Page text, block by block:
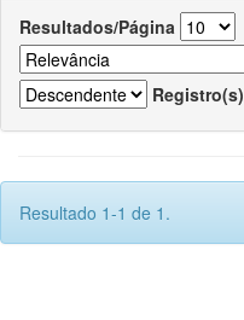
Resultados/Página
Registro(s)
Resultado 1-1 de 1.